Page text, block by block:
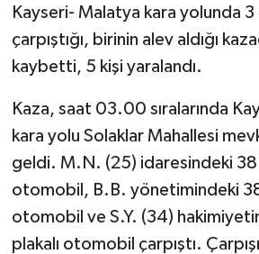
Kayseri- Malatya kara yolunda
çarpıştığı, birinin alev aldığı
kaybetti, 5 kişi yaralandı.
Kaza, saat 03.00 sıralarında
kara yolu Solaklar Mahallesi
geldi. M.N. (25) idaresindeki 38
otomobil, B.B. yönetimindeki
otomobil ve S.Y. (34)
plakalı otomobil çarpıştı.